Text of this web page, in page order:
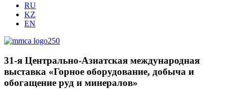
RU
KZ
EN
31-я Центрально-Азиатская международная
выставка «Горное оборудование, добыча и
обогащение руд и минералов»